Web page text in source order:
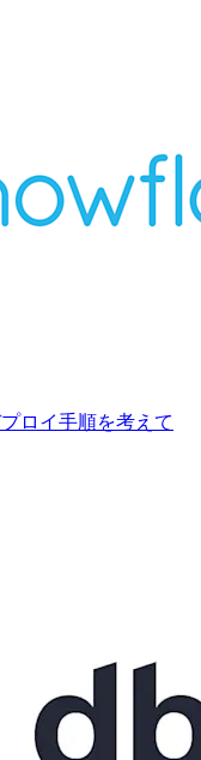
ロイ手順を考えて